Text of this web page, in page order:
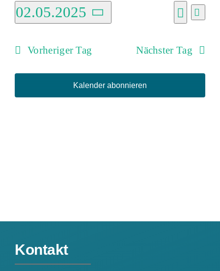
und
Suche
Tag
02.05.2025
wählen.
Vorheriger Tag Nächster Tag
Kalender abonnieren
Kontakt